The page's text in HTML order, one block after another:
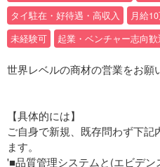
タイ駐在・好待遇・高収入
月給
未経験可
起業・ベンチャー志向歓
世界レベルの商材の営業をお願
【具体的には】
ご自身で新規、既存問わず下
ます。
'■品質管理システムと(エビデン